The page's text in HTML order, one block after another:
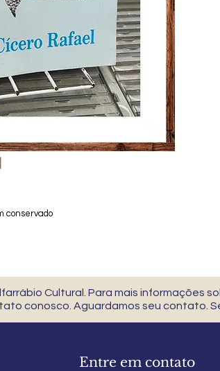
conservado
Cultural. Para mais informações
conosco. Aguardamos seu contato.
Entre em contato